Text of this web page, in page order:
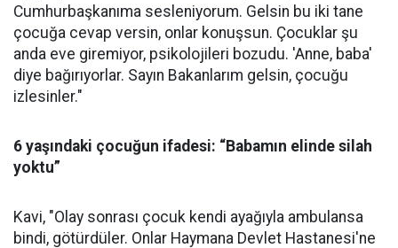
Cumhurbaşkanıma sesleniyorum. Gelsin bu iki tane
çocuğa cevap versin, onlar konuşsun. Çocuklar şu
anda eve giremiyor, psikolojileri bozudu. 'Anne, baba'
diye bağırıyorlar. Sayın Bakanlarım gelsin, çocuğu
izlesinler."
6 yaşındaki çocuğun ifadesi: “Babamın elinde silah
yoktu”
Kavi, "Olay sonrası çocuk kendi ayağıyla ambulansa
bindi, götürdüler. Onlar Haymana Devlet Hastanesi'ne